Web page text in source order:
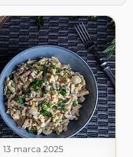
13 marca 2025